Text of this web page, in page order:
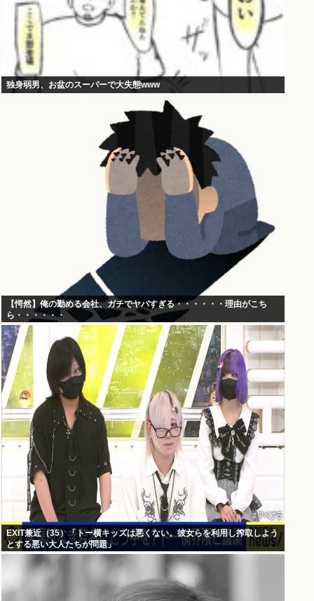
独身弱男、お盆のスーパーで大失態www
【愕然】俺の勤める会社、ガチでヤバすぎる・・・・・・理由がこち
ら・・・・・・
EXIT兼近（35）「トー横キッズは悪くない。彼女らを利用し搾取しよう
とする悪い大人たちが問題」